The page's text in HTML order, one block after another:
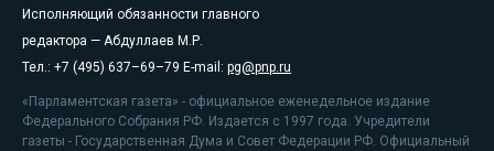
Исполняющий обязанности главного
редактора — Абдуллаев М.Р.
Тел.: +7 (495) 637–69–79 E-mail: pg@pnp.ru
«Парламентская газета» - официальное еженедельное издание
Федерального Собрания РФ. Издается с 1997 года. Учредители
газеты - Государственная Дума и Совет Федерации РФ. Официальный